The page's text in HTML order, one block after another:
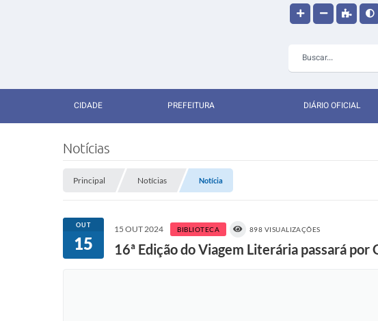
CIDADE PREFEITURA DIÁRIO OFICIAL
Notícias
Principal Notícias Notícia
OUT
15
15 OUT 2024 BIBLIOTECA 898 VISUALIZAÇÕES
16ª Edição do Viagem Literária passará por